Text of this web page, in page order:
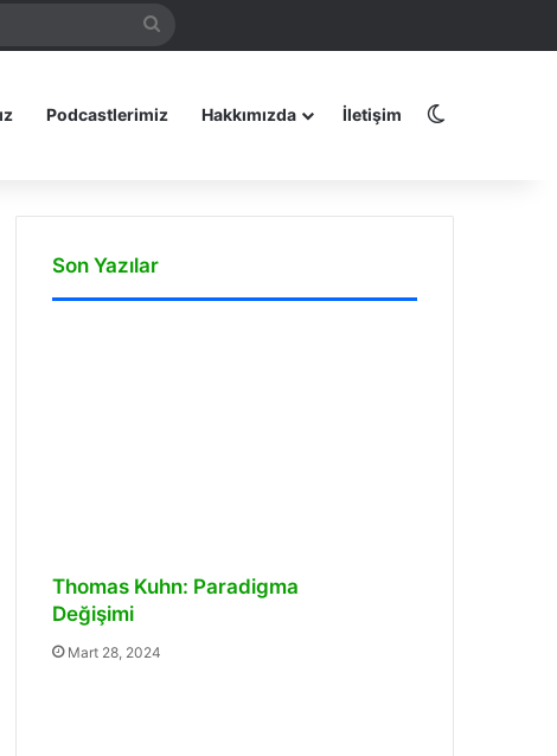
...
Podcastlerimiz Hakkımızda İletişim
Son Yazılar
Thomas Kuhn: Paradigma
Değişimi
Mart 28, 2024